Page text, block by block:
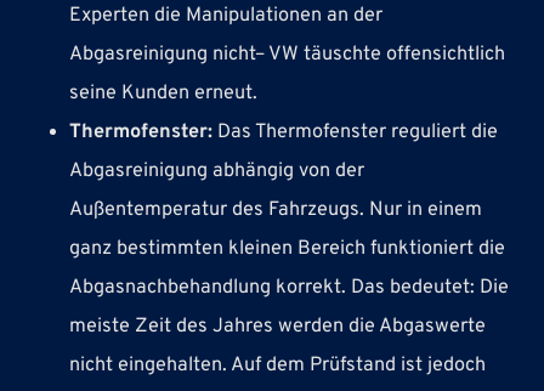
Experten die Manipulationen an der
Abgasreinigung nicht– VW täuschte offensichtlich
seine Kunden erneut.
Thermofenster: Das Thermofenster reguliert die
Abgasreinigung abhängig von der
Außentemperatur des Fahrzeugs. Nur in einem
ganz bestimmten kleinen Bereich funktioniert die
Abgasnachbehandlung korrekt. Das bedeutet: Die
meiste Zeit des Jahres werden die Abgaswerte
nicht eingehalten. Auf dem Prüfstand ist jedoch